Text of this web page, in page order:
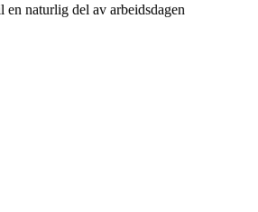
naturlig del av arbeidsdagen